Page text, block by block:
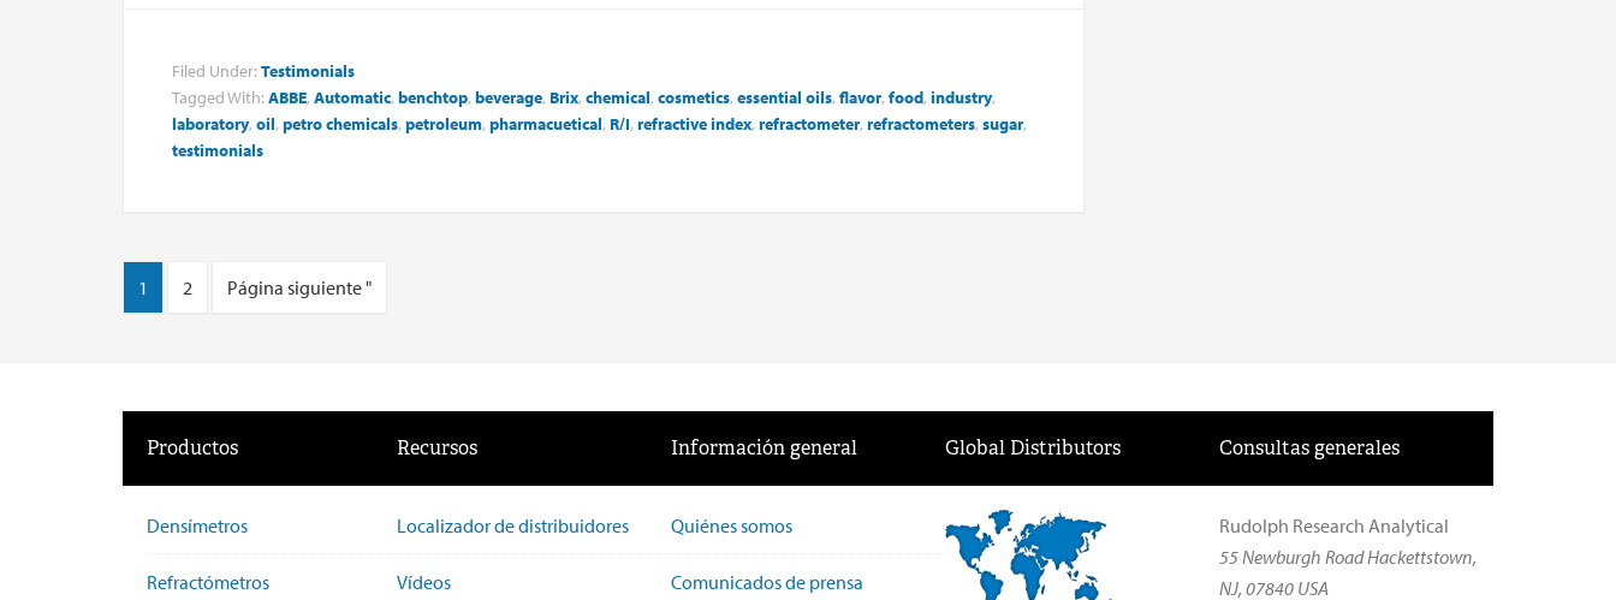
Filed Under: Testimonials
Tagged With: ABBE, Automatic, benchtop, beverage, Brix, chemical, cosmetics, essential oils, flavor, food, industry,
laboratory, oil, petro chemicals, petroleum, pharmacuetical, R/I, refractive index, refractometer, refractometers, sugar,
testimonials
1 2 Página siguiente "
Productos
Densímetros
Refractómetros
Recursos
Localizador de distribuidores
Vídeos
Información general
Quiénes somos
Comunicados de prensa
Global Distributors Consultas generales
Rudolph Research Analytical
55 Newburgh Road Hackettstown,
NJ, 07840 USA